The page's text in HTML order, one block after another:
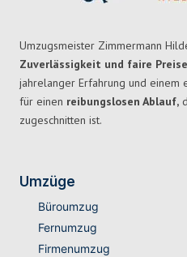
Umzugsmeister Zimmermann
Zuverlässigkeit und faire Preise
jahrelanger Erfahrung und einem
für einen reibungslosen Ablauf,
zugeschnitten ist.
Umzüge
Büroumzug
Fernumzug
Firmenumzug